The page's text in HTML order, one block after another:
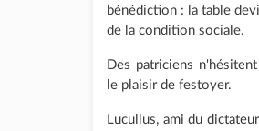
bénédiction : la table
de la condition sociale.
Des patriciens
le plaisir de festoyer.
Lucullus, ami du dictateur